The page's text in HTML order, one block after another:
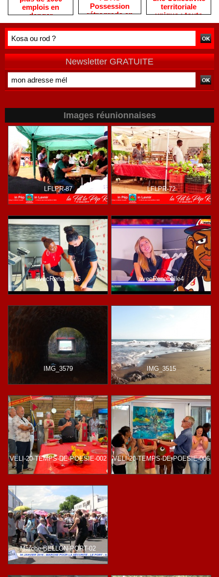
emplois en
danger
Possession
rétrograde en
deuxième
division
territoriale
unique : toute
autre prise de
position ne peut
qu'individuelle
Newsletter GRATUITE
Images réunionnaises
LFLPR-87 LFLPR-72
avecRenabelle6 avecRenabelle4
IMG_3579 IMG_3515
VELI-20-TEMPS-DE-POESIE-002 VELI-20-TEMPS-DE-POESIE-006
Marche-BELLON-PORT-02